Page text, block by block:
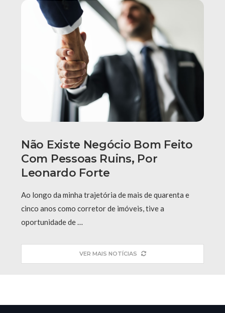
Não Existe Negócio Bom Feito
Com Pessoas Ruins, Por
Leonardo Forte
Ao longo da minha trajetória de mais de quarenta e
cinco anos como corretor de imóveis, tive a
oportunidade de …
VER MAIS NOTÍCIAS